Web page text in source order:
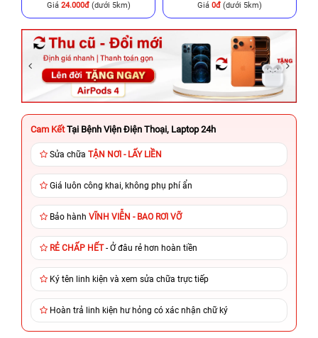
Giá 24.000đ(dưới 5km) Giá 0đ (dưới 5km)
Cam Kết Tại Bệnh Viện Điện Thoại, Laptop 24h
Sửa chữa TẬN NƠI - LẤY LIỀN
Giá luôn công khai, không phụ phí ẩn
Bảo hành VĨNH VIỄN - BAO RƠI VỠ
RẺ CHẤP HẾT- Ở đâu rẻ hơn hoàn tiền
Ký tên linh kiện và xem sửa chữa trực tiếp
Hoàn trả linh kiện hư hỏng có xác nhận chữ ký